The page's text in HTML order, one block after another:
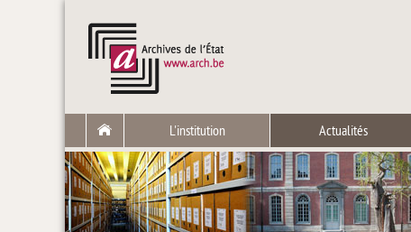
L'institution Actualités